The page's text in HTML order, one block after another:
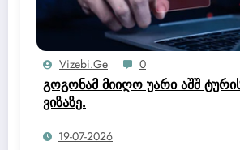
Vizebi.ge 0
გოგონამ მიიღო უარი აშშ
ვიზაზე.
19-07-2026